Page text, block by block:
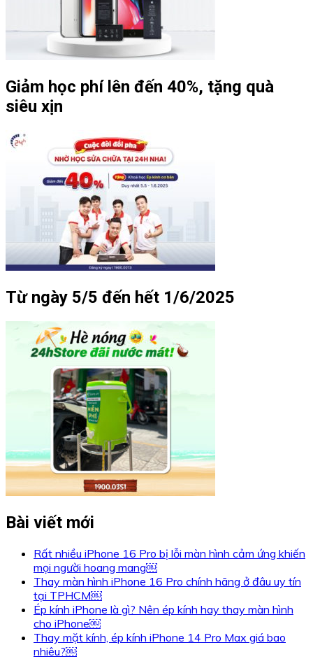
Giảm học phí lên đến 40%, tặng quà
siêu xịn
Từ ngày 5/5 đến hết 1/6/2025
Bài viết mới
Rất nhiều iPhone 16 Pro bị lỗi màn hình cảm ứng khiến
mọi người hoang mang￼
Thay màn hình iPhone 16 Pro chính hãng ở đâu uy tín
tại TPHCM￼
Ép kính iPhone là gì? Nên ép kính hay thay màn hình
cho iPhone￼
Thay mặt kính, ép kính iPhone 14 Pro Max giá bao
nhiêu?￼